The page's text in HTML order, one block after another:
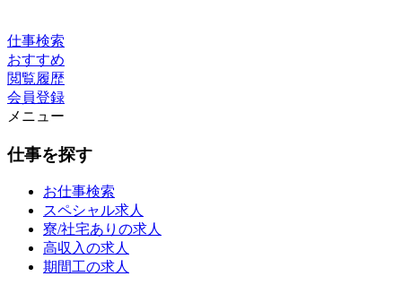
仕事検索
おすすめ
閲覧履歴
会員登録
メニュー
仕事を探す
お仕事検索
スペシャル求人
寮/社宅ありの求人
高収入の求人
期間工の求人